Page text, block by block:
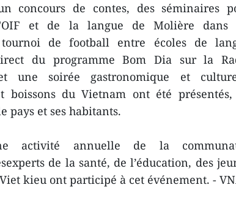
concours de contes, des séminaires
et de la langue de Molière dans
tournoi de football entre écoles de
du programme Bom Dia sur la
une soirée gastronomique et
boissons du Vietnam ont été présentés,
pays et ses habitants.
activité annuelle de la
de la santé, de l’éducation, des
kieu ont participé à cet événement. -